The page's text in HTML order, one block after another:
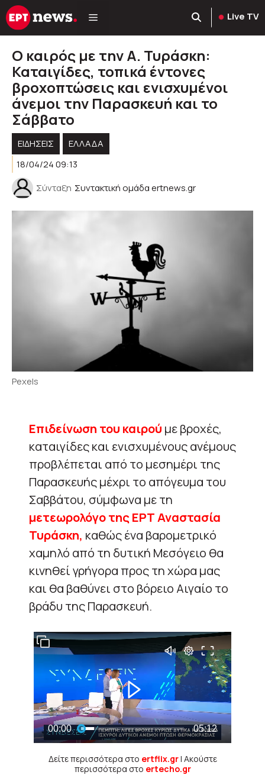
Μετάβαση
σε
Live TV
Ο καιρός με την Α. Τυράσκη:
Καταιγίδες, τοπικά έντονες
βροχοπτώσεις και ενισχυμένοι
άνεμοι την Παρασκευή και το
Σάββατο
ΕΙΔΗΣΕΙΣ
ΕΛΛΑΔΑ
18/04/24 09:13
Σύνταξη Συντακτική ομάδα ertnews.gr
Pexels
Επιδείνωση του καιρού με βροχές,
καταιγίδες και ενισχυμένους ανέμους
προβλέπεται από το μεσημέρι της
Παρασκευής μέχρι το απόγευμα του
Σαββάτου, σύμφωνα με τη
μετεωρολόγο της ΕΡΤ Αναστασία
Τυράσκη, καθώς ένα βαρομετρικό
χαμηλό από τη δυτική Μεσόγειο θα
κινηθεί γρήγορα προς τη χώρα μας
και θα βαθύνει στο βόρειο Αιγαίο το
βράδυ της Παρασκευή.
Δείτε περισσότερα στο ertflix.gr| Ακούστε
περισσότερα στο ertecho.gr